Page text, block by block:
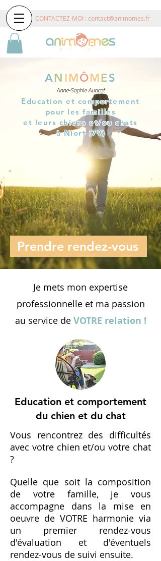
CONTACTEZ-MOI : contact@animomes.fr
AN IMÔMES
Anne-Sophie Avocat
Education et comportement
pour les familles
et leurs chiens et/ou chats
à Niort (79)
Prendre rendez-vous
Je mets mon expertise
professionnelle et ma passion
au service de VOTRE relation !
Education et comportement
du chien et du chat
Vous rencontrez des difficultés
avec votre chien et/ou votre chat
?
Quelle que soit la composition
de votre famille, je vous
accompagne dans la mise en
oeuvre de VOTRE harmonie via
un premier rendez-vous
d'évaluation et d'éventuels
rendez-vous de suivi ensuite.